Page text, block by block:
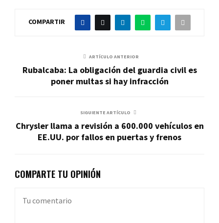
COMPARTIR
ARTÍCULO ANTERIOR
Rubalcaba: La obligación del guardia civil es
poner multas si hay infracción
SIGUIENTE ARTÍCULO
Chrysler llama a revisión a 600.000 vehículos en
EE.UU. por fallos en puertas y frenos
COMPARTE TU OPINIÓN